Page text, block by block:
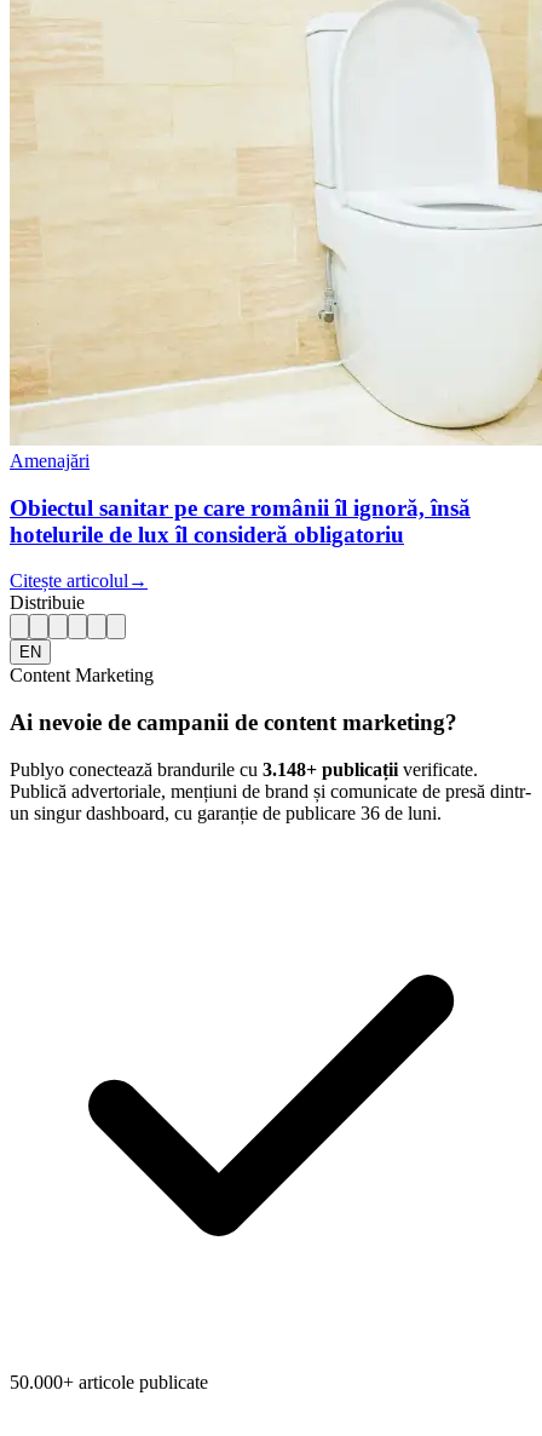
Amenajări
Obiectul sanitar pe care românii îl ignoră, însă
hotelurile de lux îl consideră obligatoriu
Citește articolul →
Distribuie
EN
Content Marketing
Ai nevoie de campanii de content marketing?
Publyo conectează brandurile cu 3.148+ publicații verificate.
Publică advertoriale, mențiuni de brand și comunicate de presă dintr-
un singur dashboard, cu garanție de publicare 36 de luni.
50.000+ articole publicate